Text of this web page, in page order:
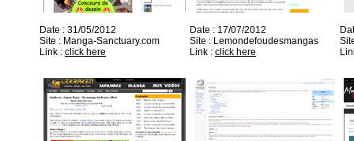
Date : 31/05/2012
Site : Manga-Sanctuary.com
Link : click here
Date : 17/07/2012
Site : Lemondefoudesmangas
Link : click here